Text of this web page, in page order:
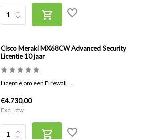
Cisco Meraki MX68CW Advanced Security
Licentie 10 jaar
Licentie om een Firewall ...
€4.730,00
Excl. btw